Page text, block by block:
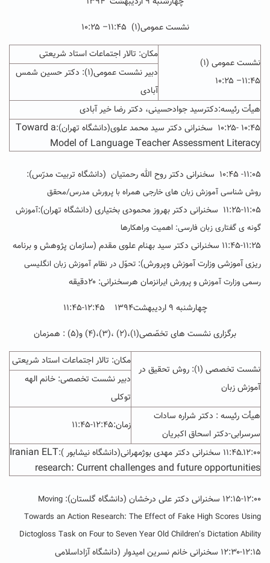
نشست عمومی(۱) ۱۱:۴۵
–
نشست عمومی (۱)
۱۱:۴۵–
مکان: تالار اجتماعات استاد شریعتی
دبیر نشست عمومی(۱): دکتر حسین شمس
آبادی
هیأت رئیسه:دکترسید جوادحسینی، دکتر رضا خیر آبادی
۱۰:۴۵ -۱۰:۲۵ سخنرانی دکتر سید محمد علوی(دانشگاه تهران):
Toward a
Model of Language Teacher Assessment Literacy
۱۱:۰۵- ۱۰:۴۵ سخنرانی دکتر روح الله رحمتیان (دانشگاه تربیت مدرّس):
روش شناسی آموزش زبان های خارجی همراه با پرورش مدرس/محقق
۱۱:۲۵-۱۱:۰۵ سخنرانی دکتر بهروز محمودی بختیاری (دانشگاه تهران):
آموزش
گونه ی گفتاری زبان فارسی: اهمیت وراهکارها
۱۱:۴۵-۱۱:۲۵ سخنرانی دکتر سید بهنام علوی مقدم (سازمان پژوهش و برنامه
ریزی آموزشی وزارت آموزش وپرورش): تحوّل در نظام آموزش زبان انگلیسی
رسمی وزارت آموزش و پرورش ایرانزمان هرسخنرانی: ۲۰دقیقه
چهارشنبه ۹ اردیبهشت۱۳۹۴ ۱۲:۴۵-۱۱:۴۵
برگزاری نشست های تخصّصی(۱)،(۲) ،(۳)،(۴) و(۵) : همزمان
نشست تخصصی (۱): روش تحقیق در
آموزش زبان
مکان: تالار اجتماعات استاد شریعتی
دبیر نشست تخصصی: خانم الهه
توکلی
هیأت رئیسه : دکتر شراره سادات
سرسرابی-دکتر اسحاق اکبریان
زمان:۱۲:۴۵-۱۱:۴۵
۱۲:۰۰ـ۱۱:۴۵ سخنرانی دکتر مهدی بوژمهرانی(دانشگاه نیشابور ):
Iranian ELT
research: Current challenges and future opportunities
۱۲:۱۵-۱۲:۰۰ سخنرانی دکتر علی درخشان (دانشگاه گلستان): Moving
Towards an Action Research: The Effect of Fake High Scores Using
Dictogloss Task on Four to Seven Year Old Children’s Dictation Ability
۱۲:۳۰-۱۲:۱۵ سخنرانی
خانم نسرین امیدوار (دانشگاه آزاداسلامی